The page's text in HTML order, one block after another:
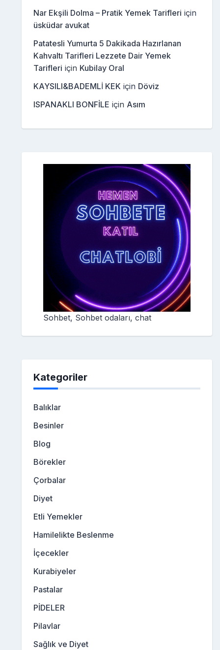
Nar Ekşili Dolma – Pratik Yemek Tarifleri için
üsküdar avukat
Patatesli Yumurta 5 Dakikada Hazırlanan
Kahvaltı Tarifleri Lezzete Dair Yemek
Tarifleri için Kubilay Oral
KAYSILI&BADEMLİ KEK için Döviz
ISPANAKLI BONFİLE için Asım
Sohbet, Sohbet odaları, chat
Kategoriler
Balıklar
Besinler
Blog
Börekler
Çorbalar
Diyet
Etli Yemekler
Hamilelikte Beslenme
İçecekler
Kurabiyeler
Pastalar
PİDELER
Pilavlar
Sağlık ve Diyet